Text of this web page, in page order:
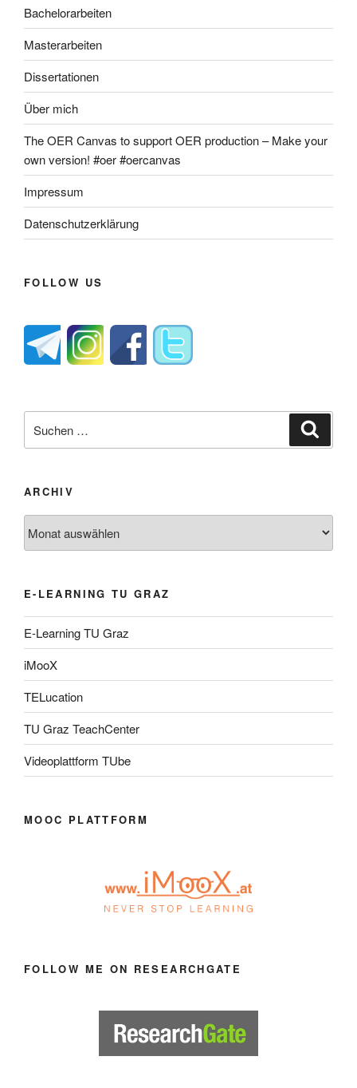
Bachelorarbeiten
Masterarbeiten
Dissertationen
Über mich
The OER Canvas to support OER production – Make your
own version! #oer #oercanvas
Impressum
Datenschutzerklärung
FOLLOW US
nach:
ARCHIV
E-LEARNING TU GRAZ
E-Learning TU Graz
iMooX
TELucation
TU Graz TeachCenter
Videoplattform TUbe
MOOC PLATTFORM
FOLLOW ME ON RESEARCHGATE